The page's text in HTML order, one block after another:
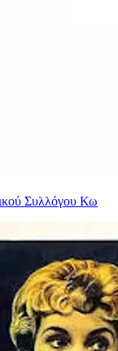
Συλλόγου Κω